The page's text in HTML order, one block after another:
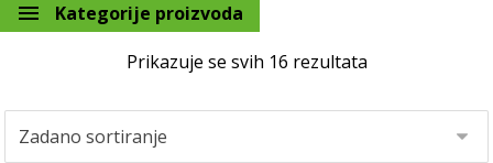
Kategorije proizvoda
Prikazuje se svih 16 rezultata